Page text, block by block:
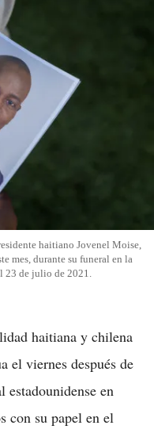
haitiano Jovenel Moise,
mes, durante su funeral en la
23 de julio de 2021.
haitiana y chilena
el viernes después de
estadounidense en
con su papel en el